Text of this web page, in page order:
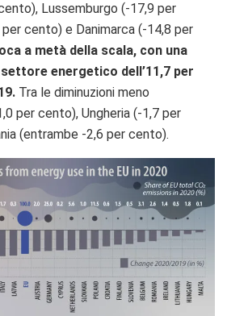
Lussemburgo (-17,9 per
cento) e Danimarca (-14,8 per
a metà della scala, con una
energetico dell’11,7 per
Tra le diminuzioni meno
per cento), Ungheria (-1,7 per
(entrambe -2,6 per cento).